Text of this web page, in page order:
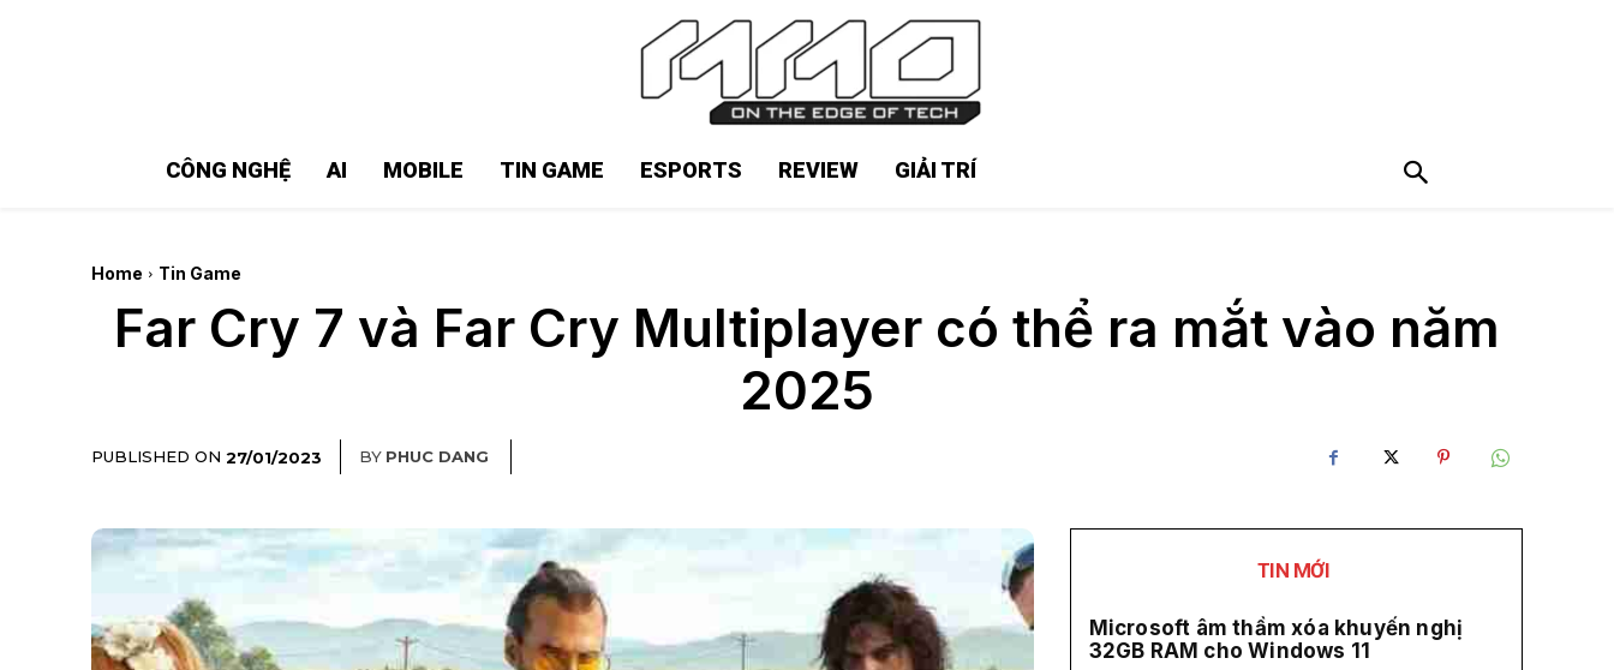
CÔNG NGHỆ AI MOBILE TIN GAME ESPORTS REVIEW GIẢI TRÍ
Home Tin Game
Far Cry 7 và Far Cry Multiplayer có thể ra mắt vào năm
2025
PUBLISHED ON 27/01/2023 BY PHUC DANG
TIN MỚI
Microsoft âm thầm xóa khuyến nghị
32GB RAM cho Windows 11